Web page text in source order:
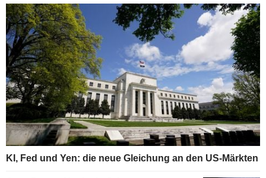
KI, Fed und Yen: die neue Gleichung an den US-Märkten